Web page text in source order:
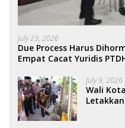
July 23, 2026
Due Process Harus
Empat Cacat Yuridis
July 9, 2026
Wali